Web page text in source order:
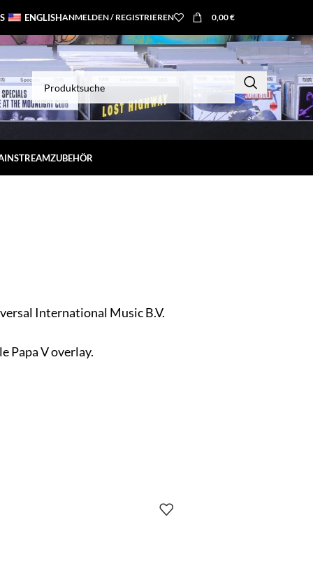
ENGLISHANMELDEN / REGISTRIEREN 0,00€
ZUBEHÖR
International Music B.V.
Papa V overlay.